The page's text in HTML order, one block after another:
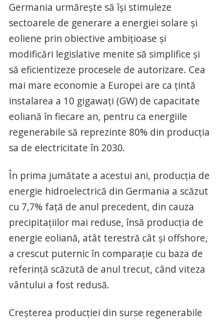
Germania urmărește să își stimuleze
sectoarele de generare a energiei solare și
eoliene prin obiective ambițioase și
modificări legislative menite să simplifice și
să eficientizeze procesele de autorizare. Cea
mai mare economie a Europei are ca țintă
instalarea a 10 gigawați (GW) de capacitate
eoliană în fiecare an, pentru ca energiile
regenerabile să reprezinte 80% din producția
sa de electricitate în 2030.
În prima jumătate a acestui ani, producția de
energie hidroelectrică din Germania a scăzut
cu 7,7% față de anul precedent, din cauza
precipitațiilor mai reduse, însă producția de
energie eoliană, atât terestră cât și offshore,
a crescut puternic în comparație cu baza de
referință scăzută de anul trecut, când viteza
vântului a fost redusă.
Creșterea producției din surse regenerabile